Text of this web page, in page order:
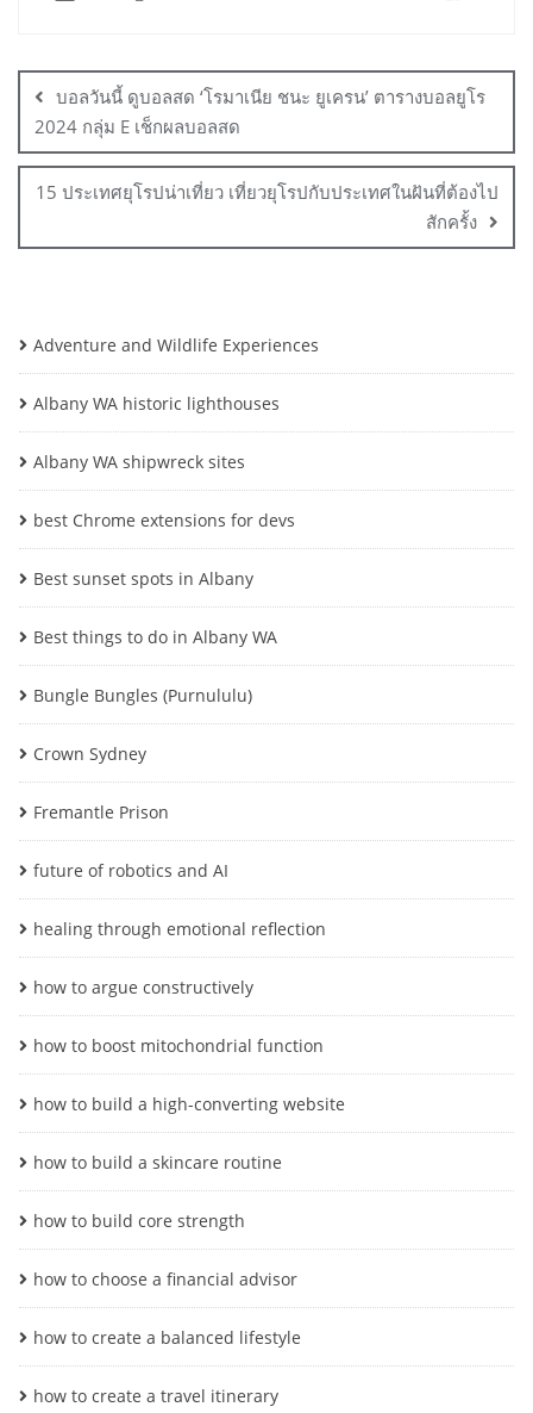
navigation
บอลวันนี้ ดูบอลสด ‘โรมาเนีย ชนะ ยูเครน’ ตารางบอลยูโร
2024 กลุ่ม E เช็กผลบอลสด
15 ประเทศยุโรปน่าเที่ยว เที่ยวยุโรปกับประเทศในฝันที่ต้องไป
สักครั้ง
Adventure and Wildlife Experiences
Albany WA historic lighthouses
Albany WA shipwreck sites
best Chrome extensions for devs
Best sunset spots in Albany
Best things to do in Albany WA
Bungle Bungles (Purnululu)
Crown Sydney
Fremantle Prison
future of robotics and AI
healing through emotional reflection
how to argue constructively
how to boost mitochondrial function
how to build a high-converting website
how to build a skincare routine
how to build core strength
how to choose a financial advisor
how to create a balanced lifestyle
how to create a travel itinerary